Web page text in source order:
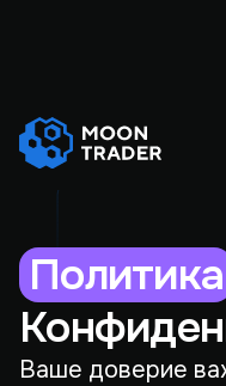
Политика
Ваше доверие